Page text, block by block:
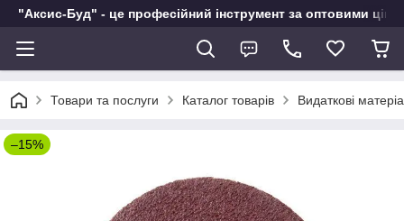
"Аксис-Буд" - це професійний інструмент за оптовими
Товари та послуги Каталог товарів Видаткові
–15%